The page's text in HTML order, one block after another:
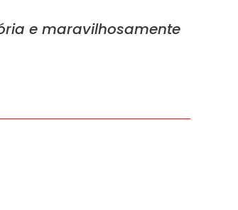
e maravilhosamente